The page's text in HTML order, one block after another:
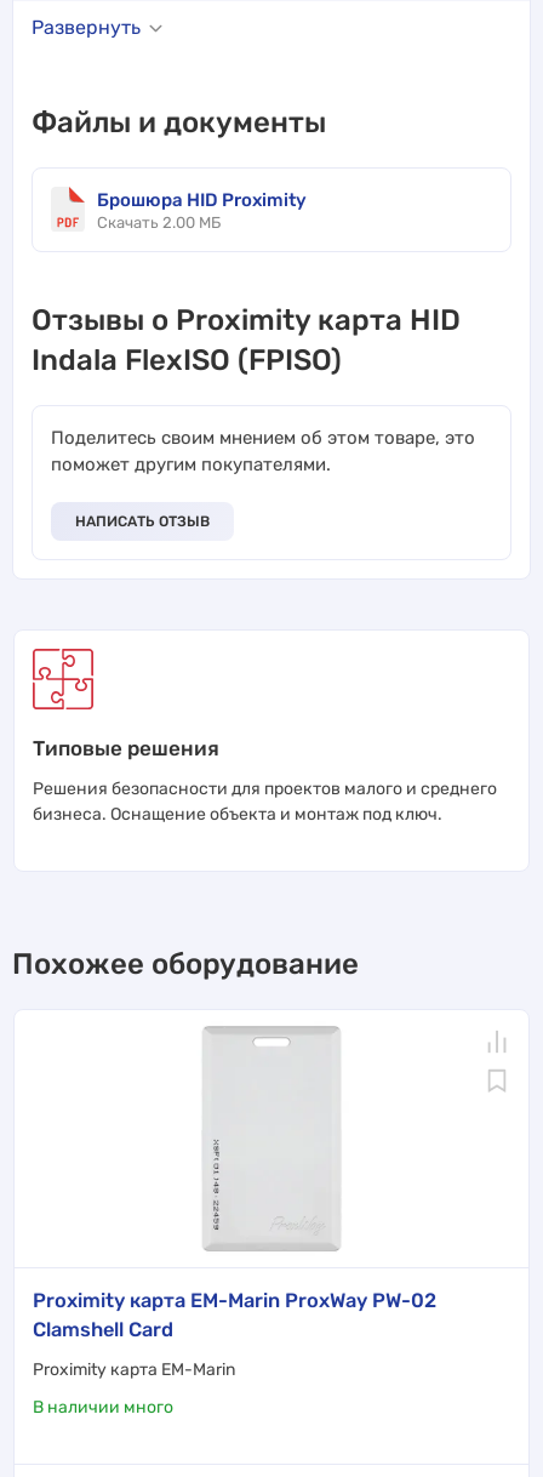
Развернуть
Файлы и документы
Брошюра HID Proximity
Скачать 2.00 МБ
Отзывы о Proximity карта HID
Indala FlexISO (FPISO)
Поделитесь своим мнением об этом товаре, это
поможет другим покупателями.
НАПИСАТЬ ОТЗЫВ
Типовые решения
Решения безопасности для проектов малого и среднего
бизнеса. Оснащение объекта и монтаж под ключ.
Похожее оборудование
Proximity карта EM-Marin ProxWay PW-02
Clamshell Card
Proximity карта EM-Marin
В наличии много